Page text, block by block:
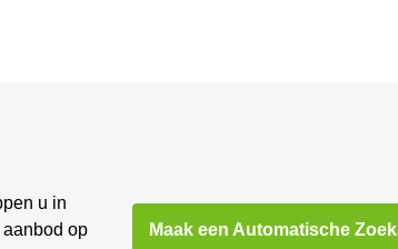
u in
op
Maak een Automatische